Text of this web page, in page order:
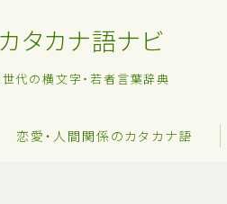
カタカナ語ナビ
世代の横文字・若者言葉辞典
恋愛・人間関係のカタカナ語